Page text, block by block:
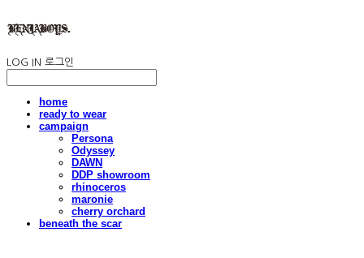
LOG IN 로그인
home
ready to wear
campaign
Persona
Odyssey
DAWN
DDP showroom
rhinoceros
maronie
cherry orchard
beneath the scar